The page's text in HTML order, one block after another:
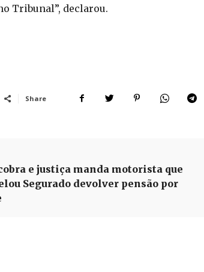
Tribunal”, declarou.
Share
e justiça manda motorista que
Segurado devolver pensão por